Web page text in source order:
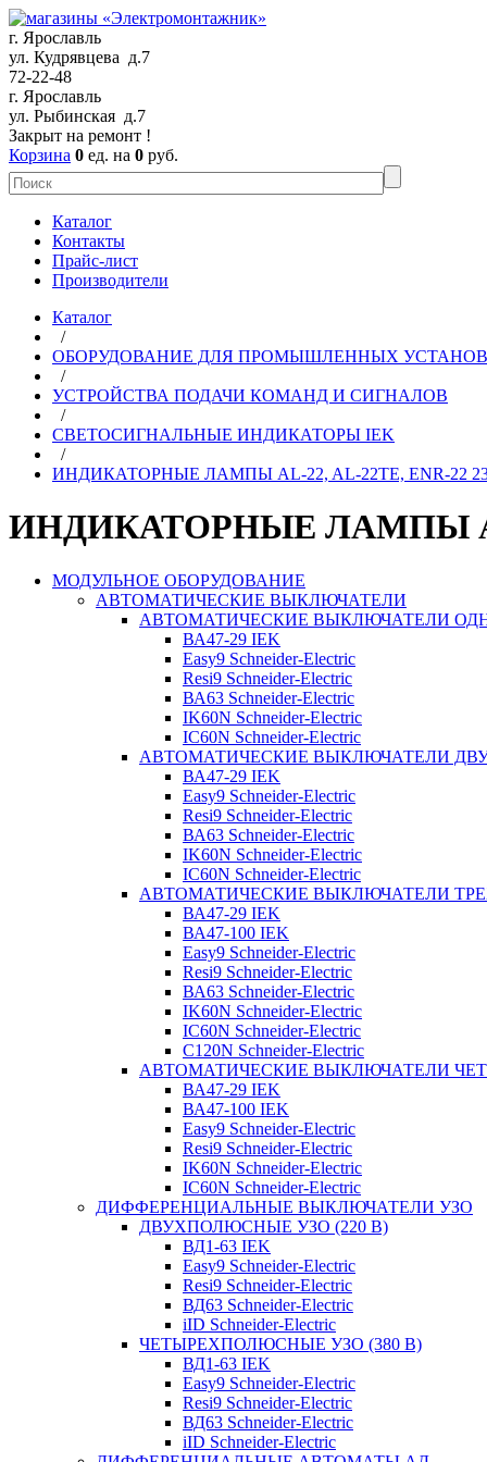
г. Ярославль
ул. Кудрявцева д.7
72-22-48
г. Ярославль
ул. Рыбинская д.7
Закрыт на ремонт !
Корзина 0 ед. на 0 руб.
Каталог
Контакты
Прайс-лист
Производители
Каталог
/
ОБОРУДОВАНИЕ ДЛЯ ПРОМЫШЛЕННЫХ
/
УСТРОЙСТВА ПОДАЧИ КОМАНД И СИГНАЛОВ
/
СВЕТОСИГНАЛЬНЫЕ ИНДИКАТОРЫ IEK
/
ИНДИКАТОРНЫЕ ЛАМПЫ AL-22, AL-22TE, ENR-22
ИНДИКАТОРНЫЕ ЛАМПЫ AL-
МОДУЛЬНОЕ ОБОРУДОВАНИЕ
АВТОМАТИЧЕСКИЕ ВЫКЛЮЧАТЕЛИ
АВТОМАТИЧЕСКИЕ ВЫКЛЮЧАТЕЛИ
ВА47-29 IEK
Easy9 Schneider-Electric
Resi9 Schneider-Electric
ВА63 Schneider-Electric
IK60N Schneider-Electric
IC60N Schneider-Electric
АВТОМАТИЧЕСКИЕ ВЫКЛЮЧАТЕЛИ
ВА47-29 IEK
Easy9 Schneider-Electric
Resi9 Schneider-Electric
ВА63 Schneider-Electric
IK60N Schneider-Electric
IC60N Schneider-Electric
АВТОМАТИЧЕСКИЕ ВЫКЛЮЧАТЕЛИ
ВА47-29 IEK
ВА47-100 IEK
Easy9 Schneider-Electric
Resi9 Schneider-Electric
ВА63 Schneider-Electric
IK60N Schneider-Electric
IC60N Schneider-Electric
C120N Schneider-Electric
АВТОМАТИЧЕСКИЕ ВЫКЛЮЧАТЕЛИ
ВА47-29 IEK
ВА47-100 IEK
Easy9 Schneider-Electric
Resi9 Schneider-Electric
IK60N Schneider-Electric
IC60N Schneider-Electric
ДИФФЕРЕНЦИАЛЬНЫЕ ВЫКЛЮЧАТЕЛИ УЗО
ДВУХПОЛЮСНЫЕ УЗО (220 В)
ВД1-63 IEK
Easy9 Schneider-Electric
Resi9 Schneider-Electric
ВД63 Schneider-Electric
iID Schneider-Electric
ЧЕТЫРЕХПОЛЮСНЫЕ УЗО (380 В)
ВД1-63 IEK
Easy9 Schneider-Electric
Resi9 Schneider-Electric
ВД63 Schneider-Electric
iID Schneider-Electric